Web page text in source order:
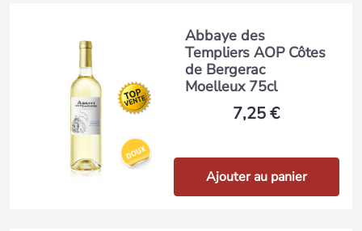
Abbaye des
Templiers AOP Côtes
de Bergerac
Moelleux 75cl
7,25 €
Ajouter au panier